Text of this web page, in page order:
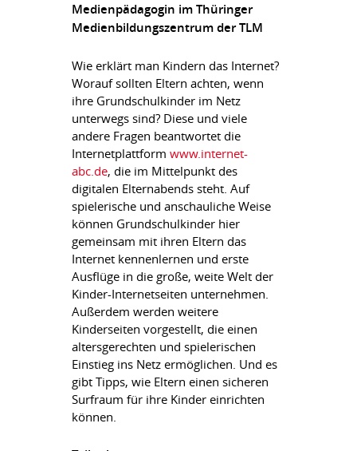
Medienpädagogin im Thüringer
Medienbildungszentrum der TLM
Wie erklärt man Kindern das Internet?
Worauf sollten Eltern achten, wenn
ihre Grundschulkinder im Netz
unterwegs sind? Diese und viele
andere Fragen beantwortet die
Internetplattform www.internet-
abc.de, die im Mittelpunkt des
digitalen Elternabends steht. Auf
spielerische und anschauliche Weise
können Grundschulkinder hier
gemeinsam mit ihren Eltern das
Internet kennenlernen und erste
Ausflüge in die große, weite Welt der
Kinder-Internetseiten unternehmen.
Außerdem werden weitere
Kinderseiten vorgestellt, die einen
altersgerechten und spielerischen
Einstieg ins Netz ermöglichen. Und es
gibt Tipps, wie Eltern einen sicheren
Surfraum für ihre Kinder einrichten
können.